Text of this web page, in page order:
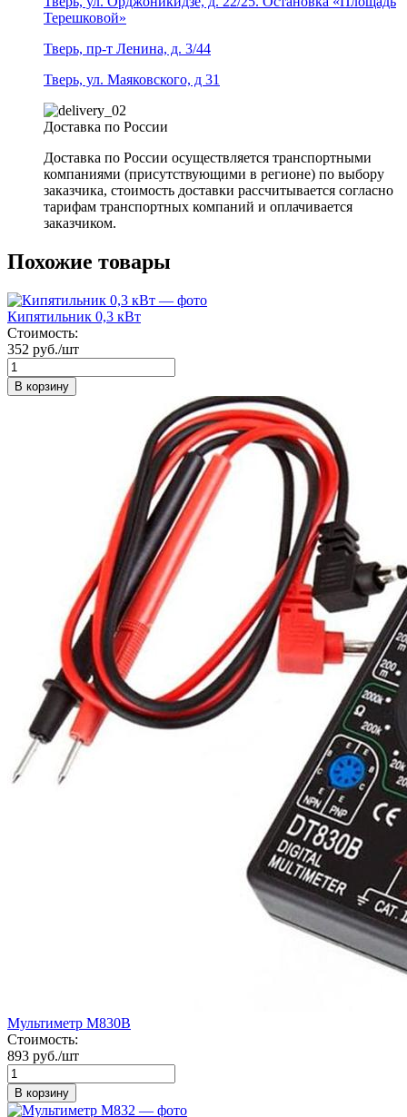
Терешковой»
Тверь, пр-т Ленина, д. 3/44
Тверь, ул. Маяковского, д 31
Доставка по России
Доставка по России осуществляется транспортными
компаниями (присутствующими в регионе) по выбору
заказчика, стоимость доставки рассчитывается согласно
тарифам транспортных компаний и оплачивается
заказчиком.
Похожие товары
Кипятильник 0,3 кВт
Стоимость:
352 руб./шт
В корзину
Мультиметр М830В
Стоимость:
893 руб./шт
В корзину